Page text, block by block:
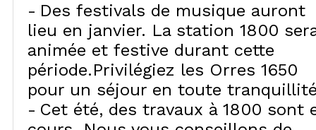
Des festivals de musique auront
lieu en janvier. La station 1800
animée et festive durant cette
période.Privilégiez les Orres 1650
pour un séjour en toute
Cet été, des travaux à 1800 sont